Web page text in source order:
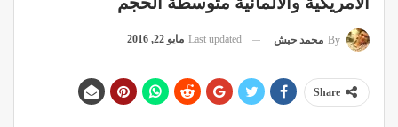
By محمد حبش Last updated مايو 22, 2016
Share